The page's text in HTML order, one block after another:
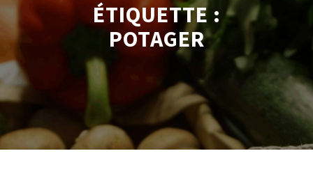
ÉTIQUETTE :
POTAGER